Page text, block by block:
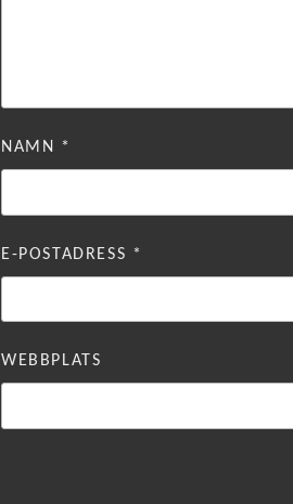
NAMN *
E-POSTADRESS *
WEBBPLATS